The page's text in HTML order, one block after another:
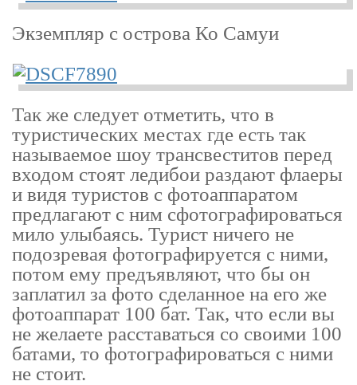
Экземпляр с острова Ко Самуи
Так же следует отметить, что в
туристических местах где есть так
называемое шоу трансвеститов перед
входом стоят ледибои раздают флаеры
и видя туристов с фотоаппаратом
предлагают с ним сфотографироваться
мило улыбаясь. Турист ничего не
подозревая фотографируется с ними,
потом ему предъявляют, что бы он
заплатил за фото сделанное на его же
фотоаппарат 100 бат. Так, что если вы
не желаете расставаться со своими 100
батами, то фотографироваться с ними
не стоит.